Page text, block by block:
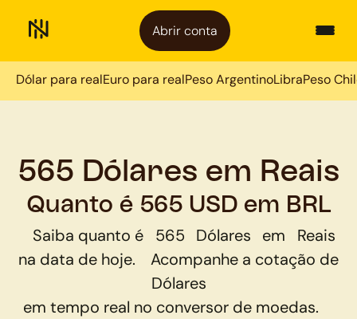
Abrir conta
Dólar para realEuro para realPeso ArgentinoLibraPeso
565 Dólares em Reais
Quanto é 565 USD em BRL
Saiba quanto é 565 Dólares em
Reais
na data de hoje.
Acompanhe a cotação de
Dólares
em tempo real no conversor de moedas.